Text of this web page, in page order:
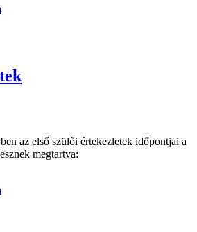
az első szülői értekezletek időpontjai a
megtartva: